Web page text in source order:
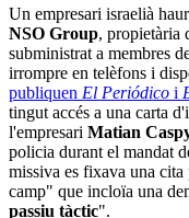
Un empresari israelià
NSO Group, propietària
subministrat a membres
irrompre en telèfons i
publiquen El Periódico i
tingut accés a una carta
l'empresari Matian
policia durant el mandat
missiva es fixava una
camp" que incloïa una
passiu tàctic".